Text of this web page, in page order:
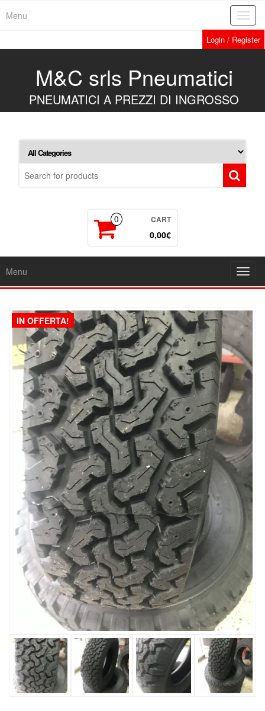
Menu
Login / Register
M&C srls Pneumatici
PNEUMATICI A PREZZI DI INGROSSO
0 CART
0,00€
Menu
IN OFFERTA!